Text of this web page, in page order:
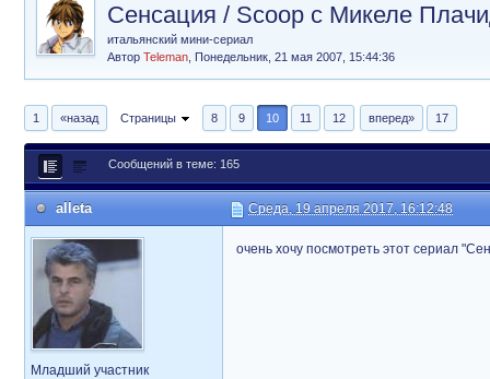
Сенсация / Scoop с Микеле
итальянский мини-сериал
Автор Teleman Понедельник, 21 мая 2007, 15:44:36
1 «назад Страницы 8 9 10 11 12 вперед» 17
Сообщений в теме: 165
alleta Среда, 19 апреля 2017, 16:12:48
Младший участник
очень хочу посмотреть этот сериал